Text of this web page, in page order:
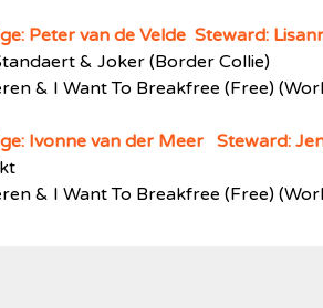
Peter van de Velde Steward:
& Joker (Border Collie)
& I Want To Breakfree (Free)
Ivonne van der Meer Steward:
& I Want To Breakfree (Free)